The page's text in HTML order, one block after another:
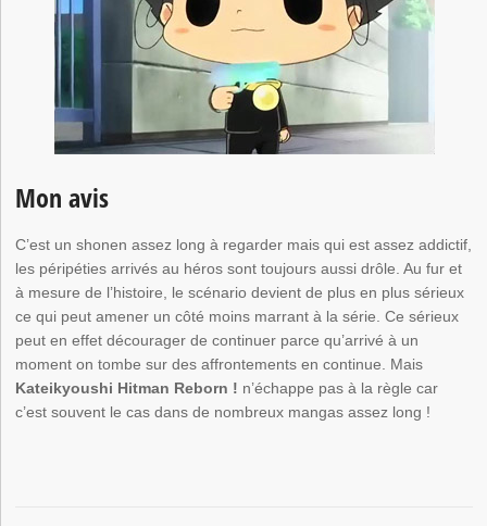
Mon avis
C’est un shonen assez long à regarder mais qui est assez addictif,
les péripéties arrivés au héros sont toujours aussi drôle. Au fur et
à mesure de l’histoire, le scénario devient de plus en plus sérieux
ce qui peut amener un côté moins marrant à la série. Ce sérieux
peut en effet décourager de continuer parce qu’arrivé à un
moment on tombe sur des affrontements en continue. Mais
Kateikyoushi Hitman Reborn ! n’échappe pas à la règle car
c’est souvent le cas dans de nombreux mangas assez long !